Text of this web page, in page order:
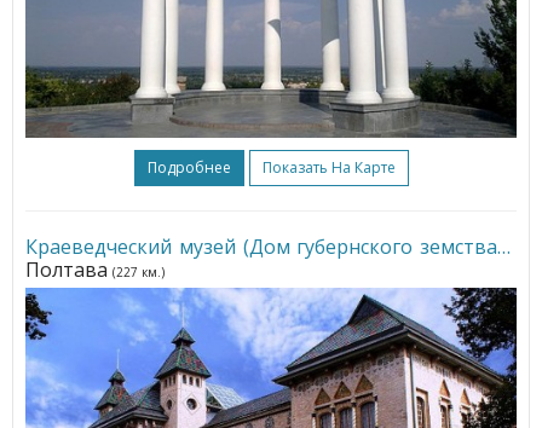
Подробнее Показать На Карте
Краеведческий музей (Дом губернского земства)
Полтава (227 км.)